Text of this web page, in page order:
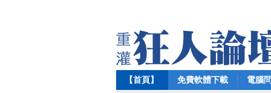
【首頁】 免費軟體下載 電腦